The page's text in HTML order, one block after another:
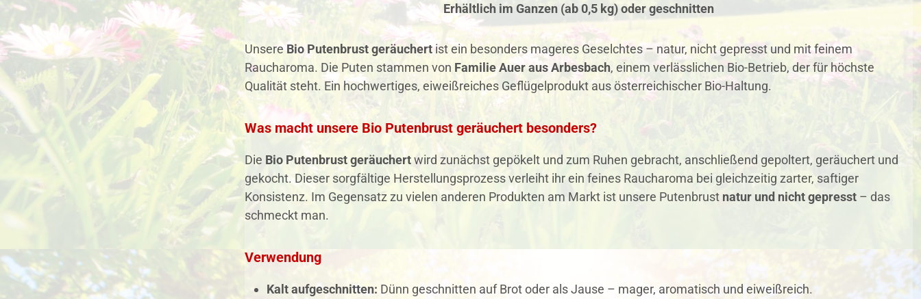
Erhältlich im Ganzen (ab 0,5 kg)oder geschnitten
UnsereBio Putenbrust geräuchert ist ein besonders mageres Geselchtes – natur, nicht gepresst und mit feinem
Raucharoma. Die Puten stammen von Familie Auer aus Arbesbach, einem verlässlichen Bio-Betrieb, der für höchste
Qualität steht. Ein hochwertiges, eiweißreiches Geflügelprodukt aus österreichischer Bio-Haltung.
Was macht unsere Bio Putenbrust geräuchert besonders?
Die Bio Putenbrust geräuchertwird zunächst gepökelt und zum Ruhen gebracht, anschließend gepoltert, geräuchert und
gekocht. Dieser sorgfältige Herstellungsprozess verleiht ihr ein feines Raucharoma bei gleichzeitig zarter, saftiger
Konsistenz. Im Gegensatz zu vielen anderen Produkten am Markt ist unsere Putenbrust natur und nicht gepresst – das
schmeckt man.
Verwendung
Kalt aufgeschnitten: Dünn geschnitten auf Brot oder als Jause – mager, aromatisch und eiweißreich.